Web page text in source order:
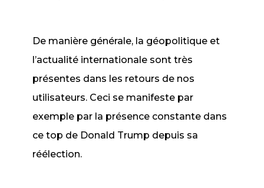
De manière générale, la géopolitique et
l’actualité internationale sont très
présentes dans les retours de nos
utilisateurs. Ceci se manifeste par
exemple par la présence constante dans
ce top de Donald Trump depuis sa
réélection.